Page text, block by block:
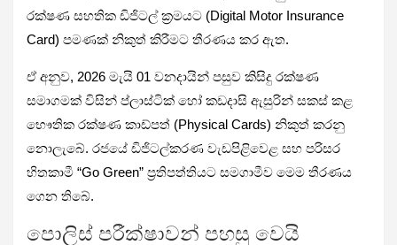
රක්ෂණ සහතික ඩිජිටල් ක්‍රමයට (Digital Motor Insurance
Card) පමණක් නිකුත් කිරීමට තීරණය කර ඇත.
ඒ අනුව, 2026 මැයි 01 වනදායින් පසුව කිසිදු රක්ෂණ
සමාගමක් විසින් ප්ලාස්ටික් හෝ කඩදාසි ඇසුරින් සකස් කළ
භෞතික රක්ෂණ කාඩ්පත් (Physical Cards) නිකුත් කරනු
නොලැබේ. රජයේ ඩිජිටල්කරණ වැඩපිළිවෙළ සහ පරිසර
හිතකාමී “Go Green” ප්‍රතිපත්තියට සමගාමීව මෙම තීරණය
ගෙන තිබේ.
පොලිස් පරීක්ෂාවන් පහසු වෙයි